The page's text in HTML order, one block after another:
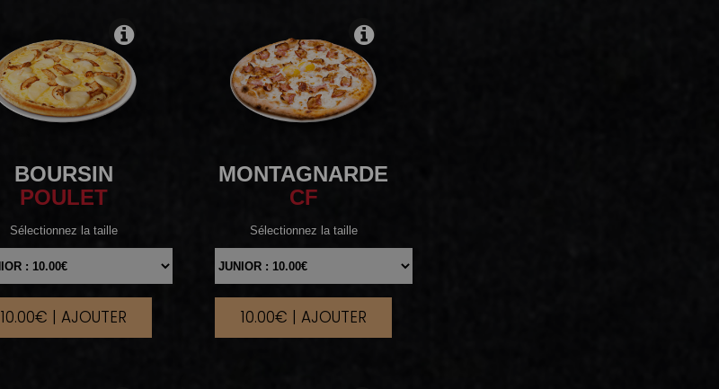
BOURSIN
POULET
Sélectionnez la taille
|
10.00€ | AJOUTER
MONTAGNARDE
CF
Sélectionnez la taille
|
10.00€ | AJOUTER